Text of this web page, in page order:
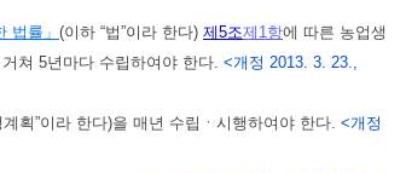
법률」 (이하 “법”이라 한다) 제5조제1항에 따른 농업생
쳐 5년마다 수립하여야 한다. <개정 2013. 3. 23.,
획”이라 한다)을 매년 수립ㆍ시행하여야 한다. <개정